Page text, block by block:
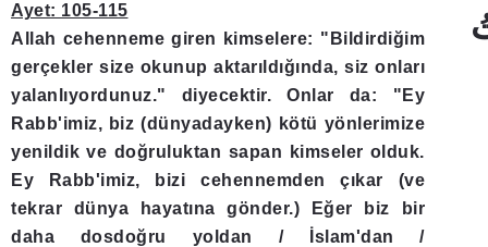
Ayet: 105-115
Allah cehenneme giren kimselere: "Bildirdiğim
gerçekler size okunup aktarıldığında, siz onları
yalanlıyordunuz." diyecektir. Onlar da: "Ey
Rabb'imiz, biz (dünyadayken) kötü yönlerimize
yenildik ve doğruluktan sapan kimseler olduk.
Ey Rabb'imiz, bizi cehennemden çıkar (ve
tekrar dünya hayatına gönder.) Eğer biz bir
daha dosdoğru yoldan / İslam'dan /